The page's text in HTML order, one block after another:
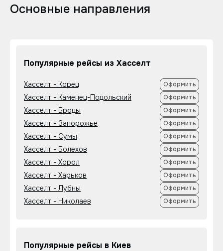
Основные направления
Популярные рейсы из Хасселт
Хасселт - Корец Оформить
Хасселт - Каменец-Подольский Оформить
Хасселт - Броды Оформить
Хасселт - Запорожье Оформить
Хасселт - Сумы Оформить
Хасселт - Болехов Оформить
Хасселт - Хорол Оформить
Хасселт - Харьков Оформить
Хасселт - Лубны Оформить
Хасселт - Николаев Оформить
Популярные рейсы в Киев